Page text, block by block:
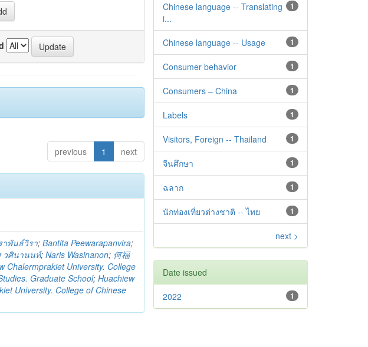
previous 1 next
พันธ์วิรา;Bantita Peewarapanvira;
วศินานนท์;Naris Wasinanon; 何福
Chalermprakiet University. College
Graduate School;Huachiew
University. College of Chinese
1
Chinese language -- Translating
i...
1
Chinese language -- Usage
1
Consumer behavior
1
Consumers – China
1
Labels
1
Visitors, Foreign -- Thailand
1
จีนศึกษา
1
ฉลาก
1
นักท่องเที่ยวต่างชาติ -- ไทย
next >
Date issued
1
2022